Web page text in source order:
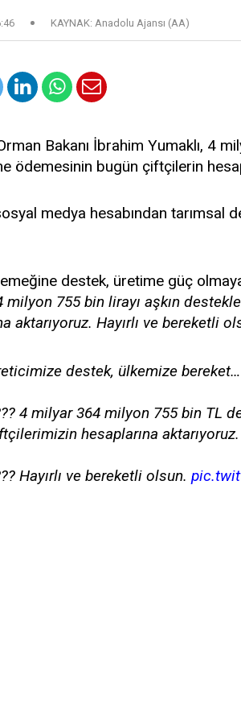
KAYNAK: Anadolu Ajansı (AA)
Bakanı İbrahim Yumaklı, 4
ödemesinin bugün çiftçilerin
medya hesabından tarımsal
destek, üretime güç
milyon 755 bin lirayı aşkın
aktarıyoruz. Hayırlı ve bereketli
destek, ülkemize bereket…
4 milyar 364 milyon 755 bin TL
hesaplarına aktarıyoruz.
Hayırlı ve bereketli olsun.